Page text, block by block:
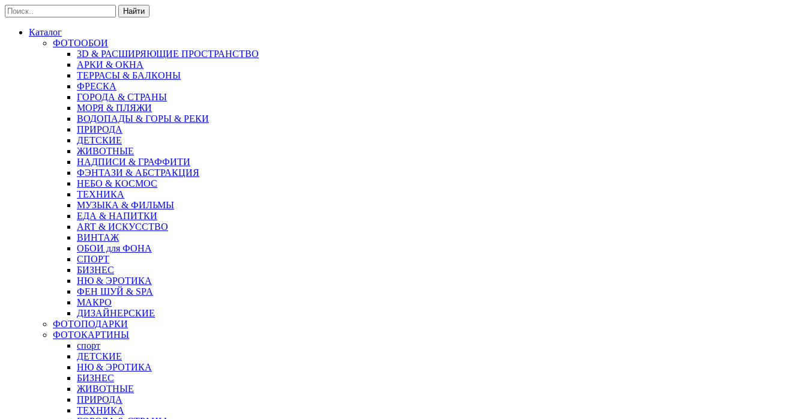
Найти
Каталог
ФОТООБОИ
3D & РАСШИРЯЮЩИЕ ПРОСТРАНСТВО
АРКИ & ОКНА
ТЕРРАСЫ & БАЛКОНЫ
ФРЕСКА
ГОРОДА & СТРАНЫ
МОРЯ & ПЛЯЖИ
ВОДОПАДЫ & ГОРЫ & РЕКИ
ПРИРОДА
ДЕТСКИЕ
ЖИВОТНЫЕ
НАДПИСИ & ГРАФФИТИ
ФЭНТАЗИ & АБСТРАКЦИЯ
НЕБО & КОСМОС
ТЕХНИКА
МУЗЫКА & ФИЛЬМЫ
ЕДА & НАПИТКИ
ART & ИСКУССТВО
ВИНТАЖ
ОБОИ для ФОНА
СПОРТ
БИЗНЕС
НЮ & ЭРОТИКА
ФЕН ШУЙ & SPA
МАКРО
ДИЗАЙНЕРСКИЕ
ФОТОПОДАРКИ
ФОТОКАРТИНЫ
спорт
ДЕТСКИЕ
НЮ & ЭРОТИКА
БИЗНЕС
ЖИВОТНЫЕ
ПРИРОДА
ТЕХНИКА